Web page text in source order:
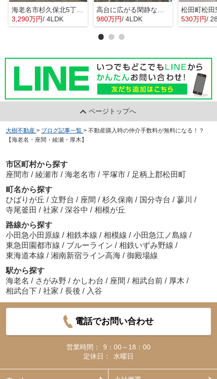
海老名市杉久保北5丁目 新築戸建て 全3棟
3,290万円/ 4LDK
980万円/ 4LDK 530万円/
ページトップへ
大樹不動産 > ブログ記事一覧 > 不動産購入時の仲介手数料が無料になる！？
【海老名・座間・綾瀬・厚木】
市区町村から探す
座間市 / 綾瀬市 / 海老名市 / 平塚市 / 足柄上郡松田町
町名から探す
ひばりが丘 / 立野台 / 座間 / 杉久保南 / 国分寺台 / 蓼川 /
寺尾釜田 / 社家 / 深谷中 / 相模が丘
路線から探す
小田急小田原線 / 相鉄本線 / 相模線 / 小田急江ノ島線 /
東急田園都市線 / ブルーライン / 相鉄いずみ野線 /
東海道本線 / 湘南新宿ライン高海 / 御殿場線
駅から探す
海老名 / さがみ野 / かしわ台 / 座間 / 相武台前 / 厚木 /
相武台下 / 社家 / 長後 / 入谷
電話でお問い合わせ
営業時間：
9：00～18：00
定休日：
水曜日